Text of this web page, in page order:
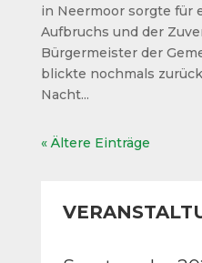
in Neermoor sorgte für
Aufbruchs und der
Bürgermeister der
blickte nochmals
Nacht...
« Ältere Einträge